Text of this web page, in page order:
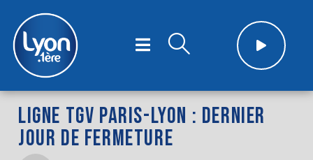
LIGNE TGV PARIS-LYON : DERNIER
JOUR DE FERMETURE